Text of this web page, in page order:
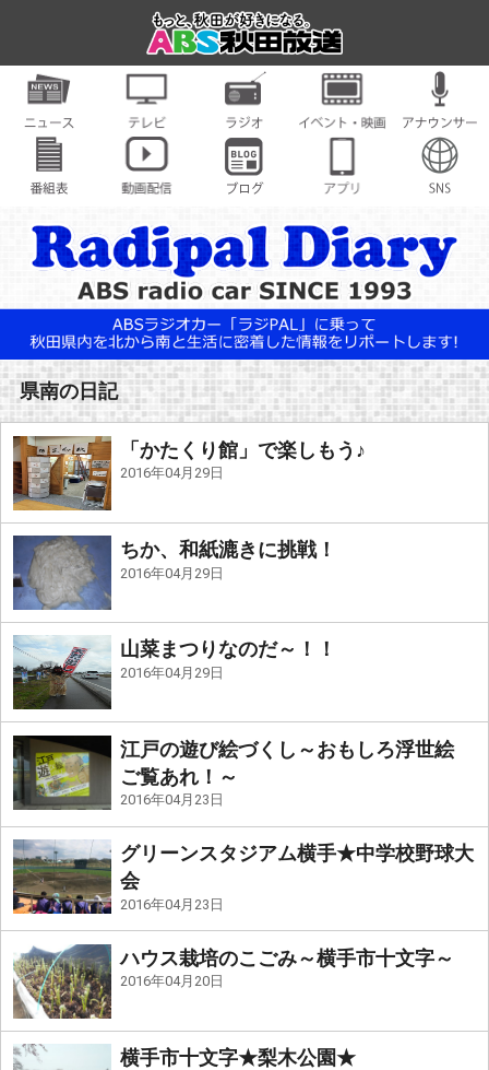
県南の日記
「かたくり館」で楽しもう♪
2016年04月29日
ちか、和紙漉きに挑戦！
2016年04月29日
山菜まつりなのだ～！！
2016年04月29日
江戸の遊び絵づくし～おもしろ浮世絵
ご覧あれ！～
2016年04月23日
グリーンスタジアム横手★中学校野球大
会
2016年04月23日
ハウス栽培のこごみ～横手市十文字～
2016年04月20日
横手市十文字★梨木公園★